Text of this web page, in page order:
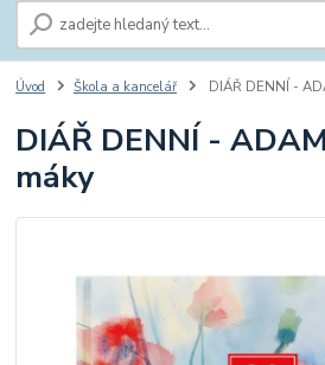
Úvod Škola a kancelář DIÁŘ DENNÍ -
DIÁŘ DENNÍ -
máky